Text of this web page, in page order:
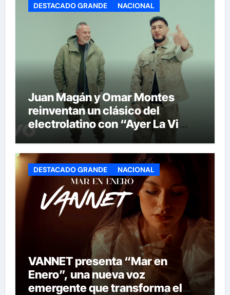
DESTACADO GRANDE NACIONAL
Juan Magán y Omar Montes
reinventan un clásico del
electrolatino con “Ayer La Vi
(BPA26)”
DESTACADO GRANDE NACIONAL
VANNET presenta “Mar en
Enero”, una nueva voz
emergente que transforma el